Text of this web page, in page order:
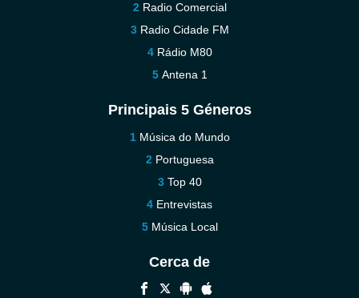
Radio Comercial
Radio Cidade FM
Rádio M80
Antena 1
Principais 5 Géneros
Música do Mundo
Portuguesa
Top 40
Entrevistas
Música Local
Cerca de